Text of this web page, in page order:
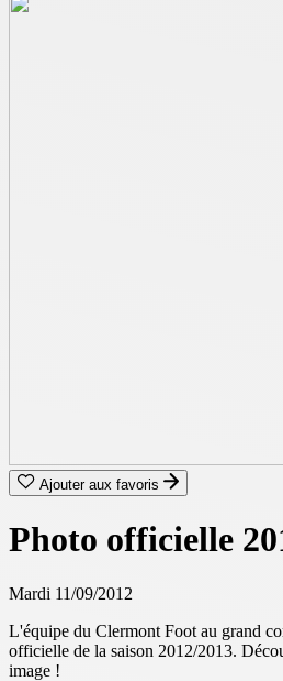
Ajouter aux favoris
Photo officielle
Mardi 11/09/2012
L'équipe du Clermont Foot au grand
officielle de la saison 2012/2013.
image !